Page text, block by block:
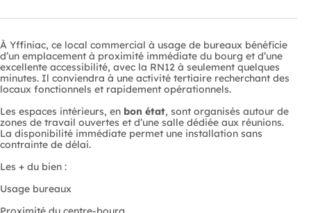
À Yffiniac, ce local commercial à usage de bureaux bénéficie
d’un emplacement à proximité immédiate du bourg et d’une
excellente accessibilité, avec la RN12 à seulement quelques
minutes. Il conviendra à une activité tertiaire recherchant des
locaux fonctionnels et rapidement opérationnels.
Les espaces intérieurs, en bon état, sont organisés autour de
zones de travail ouvertes et d’une salle dédiée aux réunions.
La disponibilité immédiate permet une installation sans
contrainte de délai.
Les + du bien :
Usage bureaux